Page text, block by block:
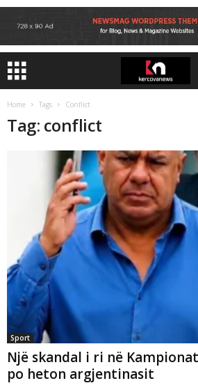
Home Tags Conflict
Tag: conflict
Sport
Një skandal i ri në
po heton argjentinasit